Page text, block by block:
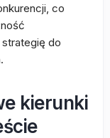
co
do
kierunki